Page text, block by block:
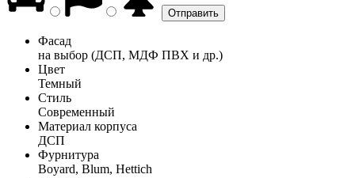
Фасад
на выбор (ДСП, МДФ ПВХ и др.)
Цвет
Темный
Стиль
Современный
Материал корпуса
ДСП
Фурнитура
Boyard, Blum, Hettich